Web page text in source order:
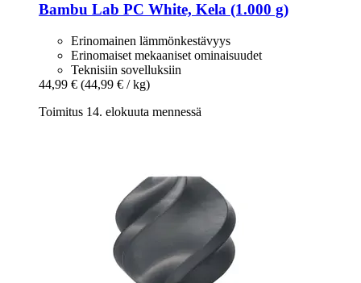
Bambu Lab PC White, Kela (1.000 g)
Erinomainen lämmönkestävyys
Erinomaiset mekaaniset ominaisuudet
Teknisiin sovelluksiin
44,99 € (44,99 € / kg)
Toimitus 14. elokuuta mennessä